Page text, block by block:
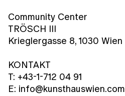
Community Center
TRÖSCH III
Krieglergasse 8, 1030 Wien
KONTAKT
T: +43-1-712 04 91
E: info@kunsthauswien.com